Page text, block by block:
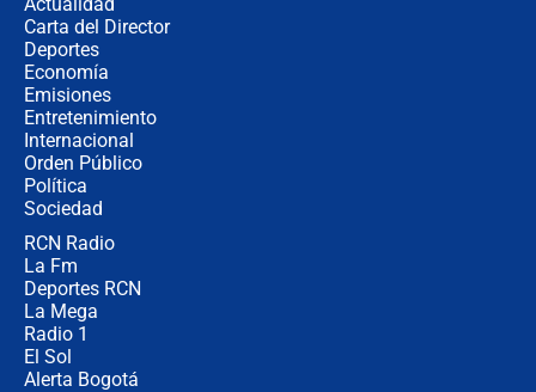
Carta del Director
Deportes
Economía
Emisiones
Entretenimiento
Internacional
Orden Público
Política
Sociedad
RCN Radio
La Fm
Deportes RCN
La Mega
Radio 1
El Sol
Alerta Bogotá